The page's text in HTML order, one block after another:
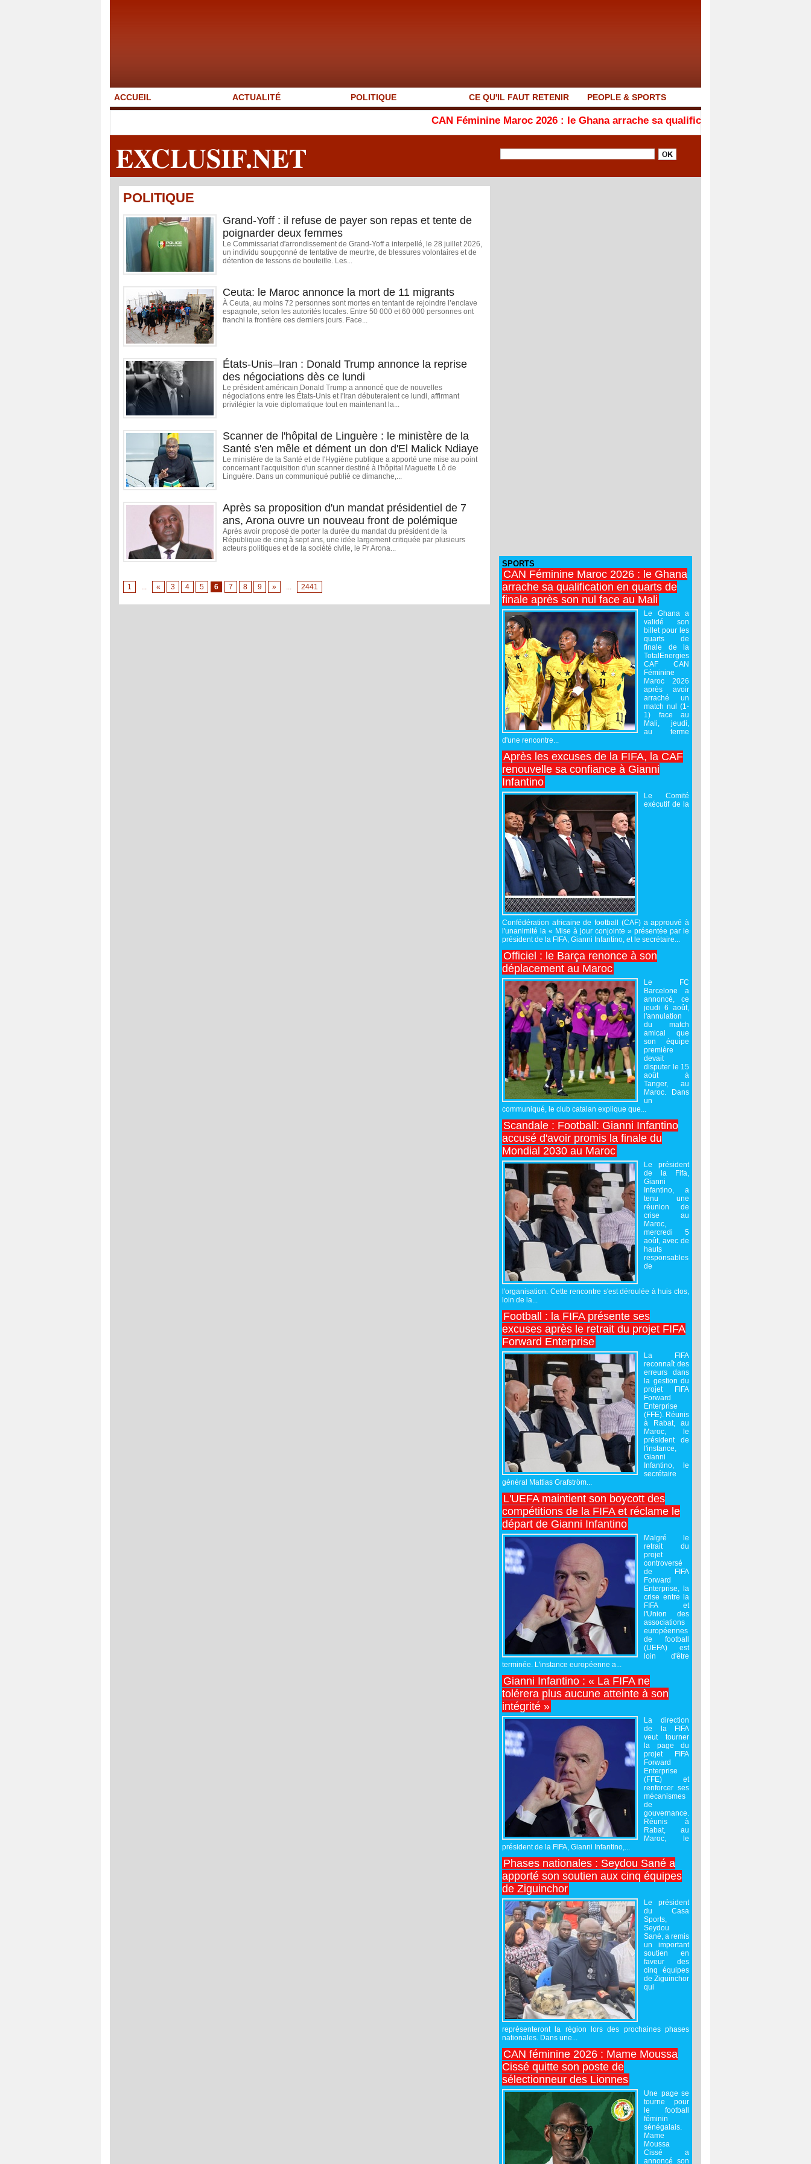
ACCUEIL ACTUALITÉ POLITIQUE CE QU'IL FAUT RETENIR PEOPLE & SPORTS
CAN Féminine Maroc 2026 : le Ghana arrache sa qualification en quarts de finale après
EXCLUSIF.NET
POLITIQUE
Grand-Yoff : il refuse de payer son repas et tente de
poignarder deux femmes
Le Commissariat d'arrondissement de Grand-Yoff a interpellé, le 28 juillet 2026,
un individu soupçonné de tentative de meurtre, de blessures volontaires et de
détention de tessons de bouteille. Les...
Ceuta: le Maroc annonce la mort de 11 migrants
À Ceuta, au moins 72 personnes sont mortes en tentant de rejoindre l’enclave
espagnole, selon les autorités locales. Entre 50 000 et 60 000 personnes ont
franchi la frontière ces derniers jours. Face...
États-Unis–Iran : Donald Trump annonce la reprise
des négociations dès ce lundi
Le président américain Donald Trump a annoncé que de nouvelles
négociations entre les États-Unis et l'Iran débuteraient ce lundi, affirmant
privilégier la voie diplomatique tout en maintenant la...
Scanner de l'hôpital de Linguère : le ministère de la
Santé s'en mêle et dément un don d'El Malick Ndiaye
Le ministère de la Santé et de l'Hygiène publique a apporté une mise au point
concernant l'acquisition d'un scanner destiné à l'hôpital Maguette Lô de
Linguère. Dans un communiqué publié ce dimanche,...
Après sa proposition d'un mandat présidentiel de 7
ans, Arona ouvre un nouveau front de polémique
Après avoir proposé de porter la durée du mandat du président de la
République de cinq à sept ans, une idée largement critiquée par plusieurs
acteurs politiques et de la société civile, le Pr Arona...
1 « 3 4 5 6 7 8 9 » 2441
SPORTS
CAN Féminine Maroc 2026 : le Ghana
arrache sa qualification en quarts de
finale après son nul face au Mali
Le Ghana a
validé son
billet pour les
quarts de
finale de la
TotalEnergies
CAF CAN
Féminine
Maroc 2026
après avoir
arraché un
match nul (1-
1) face au
Mali, jeudi,
au terme
d'une rencontre...
Après les excuses de la FIFA, la CAF
renouvelle sa confiance à Gianni
Infantino
Le Comité
exécutif de la
Confédération africaine de football (CAF) a approuvé à
l'unanimité la « Mise à jour conjointe » présentée par le
président de la FIFA, Gianni Infantino, et le secrétaire...
Officiel : le Barça renonce à son
déplacement au Maroc
Le FC
Barcelone a
annoncé, ce
jeudi 6 août,
l'annulation
du match
amical que
son équipe
première
devait
disputer le 15
août à
Tanger, au
Maroc. Dans
un
communiqué, le club catalan explique que...
Scandale : Football: Gianni Infantino
accusé d'avoir promis la finale du
Mondial 2030 au Maroc
Le président
de la Fifa,
Gianni
Infantino, a
tenu une
réunion de
crise au
Maroc,
mercredi 5
août, avec de
hauts
responsables
de
l'organisation. Cette rencontre s'est déroulée à huis clos,
loin de la...
Football : la FIFA présente ses
excuses après le retrait du projet FIFA
Forward Enterprise
La FIFA
reconnaît des
erreurs dans
la gestion du
projet FIFA
Forward
Enterprise
(FFE). Réunis
à Rabat, au
Maroc, le
président de
l'instance,
Gianni
Infantino, le
secrétaire
général Mattias Grafström...
L'UEFA maintient son boycott des
compétitions de la FIFA et réclame le
départ de Gianni Infantino
Malgré le
retrait du
projet
controversé
de FIFA
Forward
Enterprise, la
crise entre la
FIFA et
l'Union des
associations
européennes
de football
(UEFA) est
loin d'être
terminée. L'instance européenne a...
Gianni Infantino : « La FIFA ne
tolérera plus aucune atteinte à son
intégrité »
La direction
de la FIFA
veut tourner
la page du
projet FIFA
Forward
Enterprise
(FFE) et
renforcer ses
mécanismes
de
gouvernance.
Réunis à
Rabat, au
Maroc, le
président de la FIFA, Gianni Infantino,...
Phases nationales : Seydou Sané a
apporté son soutien aux cinq équipes
de Ziguinchor
Le président
du Casa
Sports,
Seydou
Sané, a remis
un important
soutien en
faveur des
cinq équipes
de Ziguinchor
qui
représenteront la région lors des prochaines phases
nationales. Dans une...
CAN féminine 2026 : Mame Moussa
Cissé quitte son poste de
sélectionneur des Lionnes
Une page se
tourne pour
le football
féminin
sénégalais.
Mame
Moussa
Cissé a
annoncé son